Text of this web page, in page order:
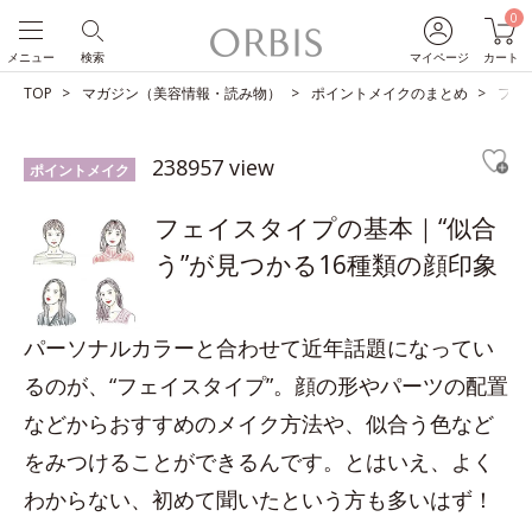
マイページ
0
カート
検索
メニュー
TOP マガジン（美容情報・読み物） ポイントメイクのまとめ フェ
ポイントメイク 238957 view
フェイスタイプの基本｜“似合
う”が見つかる16種類の顔印象
パーソナルカラーと合わせて近年話題になってい
るのが、“フェイスタイプ”。顔の形やパーツの配置
などからおすすめのメイク方法や、似合う色など
をみつけることができるんです。とはいえ、よく
わからない、初めて聞いたという方も多いはず！